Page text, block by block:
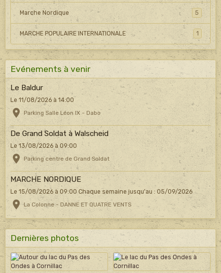
Marche Nordique 5
MARCHE POPULAIRE INTERNATIONALE 1
Evénements à venir
Le Baldur
Le 11/08/2026 à 14:00
Parking Salle Léon IX - Dabo
De Grand Soldat à Walscheid
Le 13/08/2026 à 09:00
Parking centre de Grand Soldat
MARCHE NORDIQUE
Le 15/08/2026 à 09:00 Chaque semaine jusqu'au : 05/09/2026
La Colonne - DANNE ET QUATRE VENTS
Dernières photos